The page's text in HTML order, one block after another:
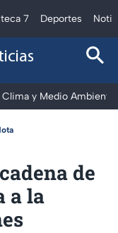
7 Deportes
Clima y Medio Ambiente
de
a la